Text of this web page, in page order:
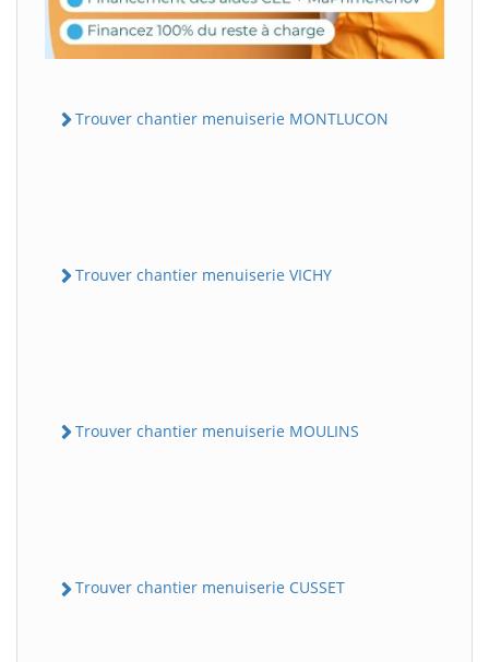
Trouver chantier menuiserie MONTLUCON
Trouver chantier menuiserie VICHY
Trouver chantier menuiserie MOULINS
Trouver chantier menuiserie CUSSET